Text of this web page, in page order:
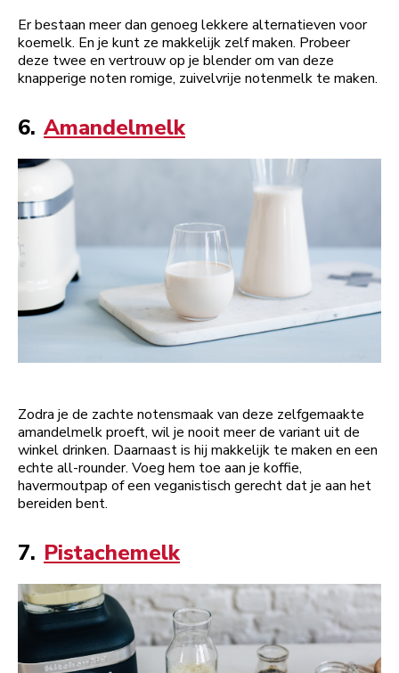
Er bestaan meer dan genoeg lekkere alternatieven voor
koemelk. En je kunt ze makkelijk zelf maken. Probeer
deze twee en vertrouw op je blender om van deze
knapperige noten romige, zuivelvrije notenmelk te maken.
6. Amandelmelk
Zodra je de zachte notensmaak van deze zelfgemaakte
amandelmelk proeft, wil je nooit meer de variant uit de
winkel drinken. Daarnaast is hij makkelijk te maken en een
echte all-rounder. Voeg hem toe aan je koffie,
havermoutpap of een veganistisch gerecht dat je aan het
bereiden bent.
7. Pistachemelk